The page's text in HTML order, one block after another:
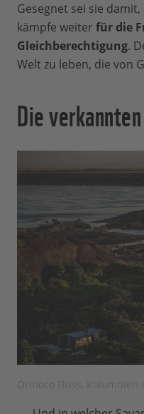
Gesegnet sei sie
kämpfe weiter für die
Gleichberechtigung.
Welt zu leben, die von
Die